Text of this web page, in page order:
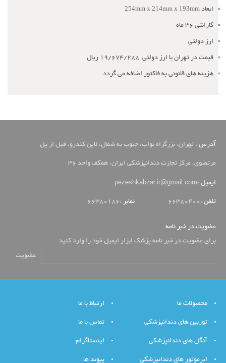
ابعاد 254mm x 214mm x 193mm
گارانتی 36 ماه
ارز دولتی
قیمت در تهران با ارز دولتی 19/674/288 ریال
هزینه های قانونی به فاکتور اضافه می گردد
آدرس : تهران، بزرگراه نواب، جنوب به شمال، لاین کندرو، قبل از پل
مرتضوی، مرکز تجارت دندانپزشکی ایران، همکف واحد 36
ایمیل :pezeshkabzar.ir@gmail.com
تلفن :66380400 نمابر :66380186
عضویت در خبر نامه
برای عضویت در خبر نامه پزشک ابزار ایمیل خود را وارد کنید
عضویت
محصولات ما
توربین های دندانپزشکی
آنگل های دندانپزشکی
ایرموتور های دندانپزشکی
ارتباط با ما
تماس با ما
اینستاگرام
پیوند ها